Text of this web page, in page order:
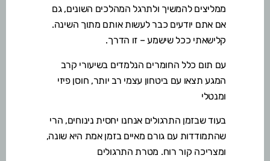
ממליצים להמשיך ולתרגל המהלכים השונים, גם
אם אתם יודעים כבר לעשות אותם מתוך השינה.
קלישאתי ככל שישמע – זו הדרך.
עם תום כלל החומרים הנלמדים בשיעורי קרב
המגע תצאו עם ביטחון עצמי רב יותר, חוסן פיזי
ומנטלי
בעוד שבזמן התרגולים אנחנו יחסית נינוחים, הרי
שהתמודדות עם גורם מאיים בזמן אמת היא שונה,
ומצריכה קור רוח. מטרת התרגולים